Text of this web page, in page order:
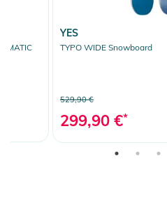
YES
TYPO WIDE Snowboard
529,90 €
299,90 €*